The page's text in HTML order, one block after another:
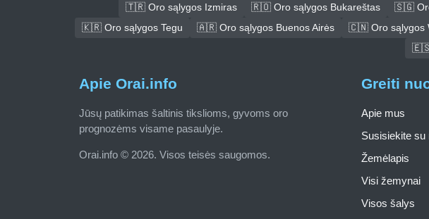
🇹🇷 Oro sąlygos Izmiras 🇷🇴 Oro sąlygos Bukareštas 🇸🇬
🇰🇷 Oro sąlygos Tegu
🇦🇷 Oro sąlygos Buenos Airės 🇨🇳 Oro sąlygos
🇪🇸
Apie Orai.info
Jūsų patikimas šaltinis tikslioms, gyvoms oro
prognozėms visame pasaulyje.
Orai.info © 2026. Visos teisės saugomos.
Greiti
Apie mus
Susisiekite su
Žemėlapis
Visi žemynai
Visos šalys